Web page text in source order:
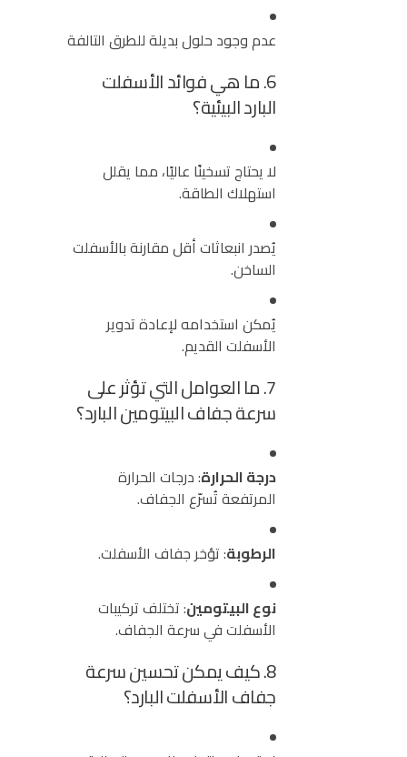
عدم وجود حلول بديلة للطرق التالفة
6. ما هي فوائد الأسفلت
البارد البيئية؟
لا يحتاج تسخينًا عاليًا، مما يقلل
استهلاك الطاقة.
يُصدر انبعاثات أقل مقارنة بالأسفلت
الساخن.
يُمكن استخدامه لإعادة تدوير
الأسفلت القديم.
7. ما العوامل التي تؤثر على
سرعة جفاف البيتومين البارد؟
درجة الحرارة: درجات الحرارة
المرتفعة تُسرّع الجفاف.
الرطوبة: تؤخر جفاف الأسفلت.
نوع البيتومين: تختلف تركيبات
الأسفلت في سرعة الجفاف.
8. كيف يمكن تحسين سرعة
جفاف الأسفلت البارد؟